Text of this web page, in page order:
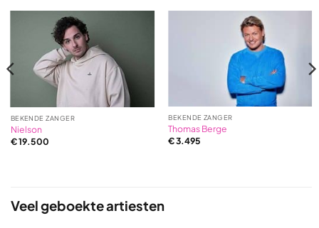
BEKENDE ZANGER
Nielson
€19.500
BEKENDE ZANGER
Thomas Berge
€3.495
Veel geboekte artiesten